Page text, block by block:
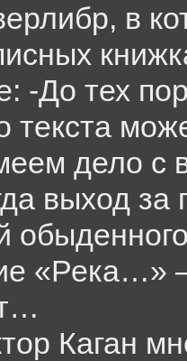
в
-До тех
текста
дело с
выход
«Река…»
Каган